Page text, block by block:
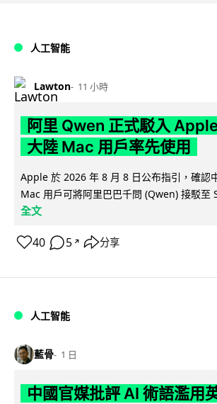
人工智能
Lawton 11 小時
阿里 Qwen 正式駁入
大陸 Mac 用戶率先使用
Apple 於 2026 年 8 月 8 日公布指引，確認
Mac 用戶可將阿里巴巴千問 (Qwen) 接駁至
全文
40 5 ↗ 分享
人工智能
藍骨 1 日
中國官媒批評 AI 術語濫